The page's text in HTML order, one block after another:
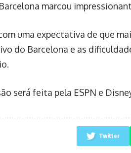
marcou
uma expectativa de que
do Barcelona e as
será feita pela ESPN e
Twitter